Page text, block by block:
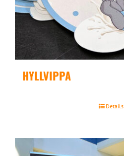
HYLLVIPPA
Details